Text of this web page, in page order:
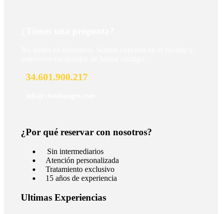
34.601.900.217
¿Por qué reservar con nosotros?
Sin intermediarios
Atención personalizada
Tratamiento exclusivo
15 años de experiencia
Ultimas Experiencias